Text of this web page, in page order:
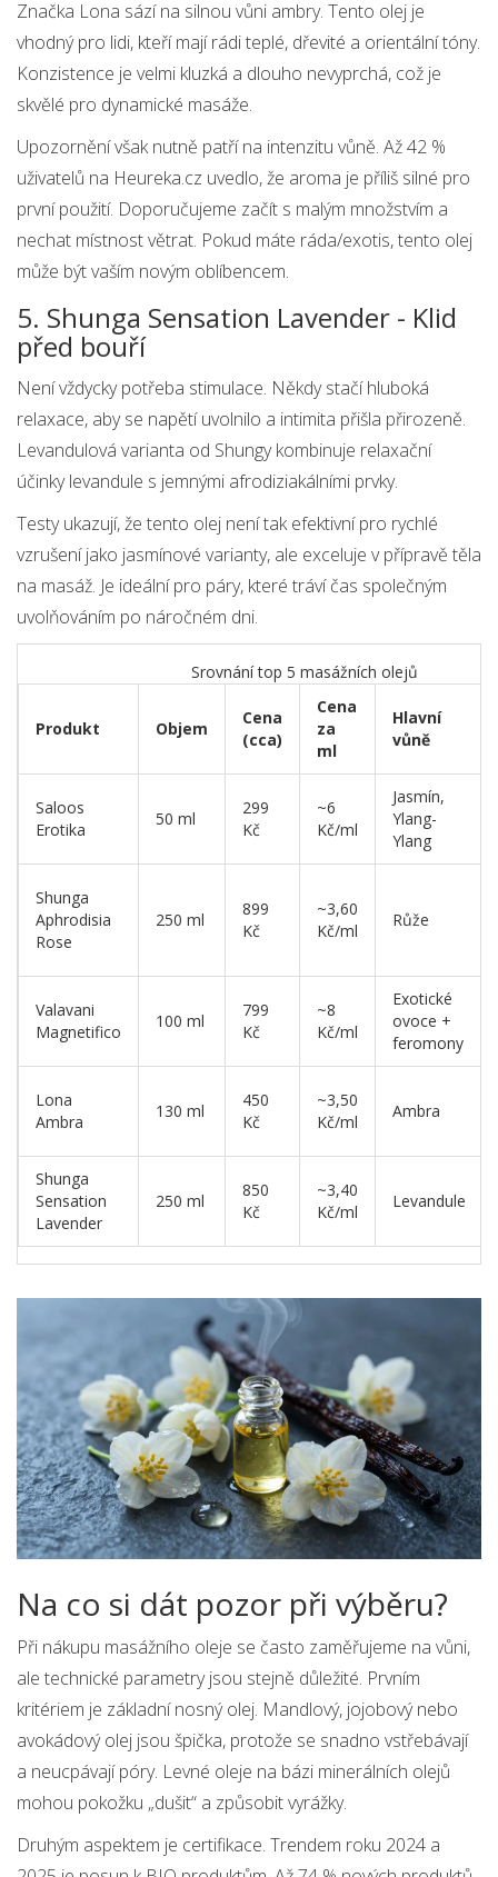
Značka Lona sází na silnou vůni ambry. Tento olej je
vhodný pro lidi, kteří mají rádi teplé, dřevité a orientální tóny.
Konzistence je velmi kluzká a dlouho nevyprchá, což je
skvělé pro dynamické masáže.
Upozornění však nutně patří na intenzitu vůně. Až 42 %
uživatelů na Heureka.cz uvedlo, že aroma je příliš silné pro
první použití. Doporučujeme začít s malým množstvím a
nechat místnost větrat. Pokud máte ráda/exotis, tento olej
může být vaším novým oblíbencem.
5. Shunga Sensation Lavender - Klid
před bouří
Není vždycky potřeba stimulace. Někdy stačí hluboká
relaxace, aby se napětí uvolnilo a intimita přišla přirozeně.
Levandulová varianta od Shungy kombinuje relaxační
účinky levandule s jemnými afrodiziakálními prvky.
Testy ukazují, že tento olej není tak efektivní pro rychlé
vzrušení jako jasmínové varianty, ale exceluje v přípravě těla
na masáž. Je ideální pro páry, které tráví čas společným
uvolňováním po náročném dni.
Srovnání top 5 masážních olejů
Produkt Objem
Cena
(cca)
Cena
za
ml
Hlavní
vůně
Saloos
Erotika
50 ml
299
Kč
~6
Kč/ml
Jasmín,
Ylang-
Ylang
Shunga
Aphrodisia
Rose
250 ml
899
Kč
~3,60
Kč/ml
Růže
Valavani
Magnetifico
100 ml
799
Kč
~8
Kč/ml
Exotické
ovoce +
feromony
Lona
Ambra
130 ml
450
Kč
~3,50
Kč/ml
Ambra
Shunga
Sensation
Lavender
250 ml
850
Kč
~3,40
Kč/ml
Levandule
Na co si dát pozor při výběru?
Při nákupu masážního oleje se často zaměřujeme na vůni,
ale technické parametry jsou stejně důležité. Prvním
kritériem je základní nosný olej. Mandlový, jojobový nebo
avokádový olej jsou špička, protože se snadno vstřebávají
a neucpávají póry. Levné oleje na bázi minerálních olejů
mohou pokožku „dušit“ a způsobit vyrážky.
Druhým aspektem je certifikace. Trendem roku 2024 a